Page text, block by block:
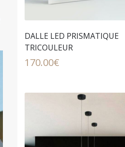
DALLE LED PRISMATIQUE
TRICOULEUR
170.00€